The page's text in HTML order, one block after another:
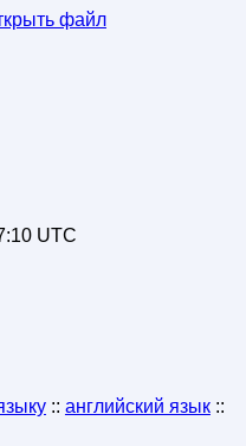
файл
UTC
:: английский язык::